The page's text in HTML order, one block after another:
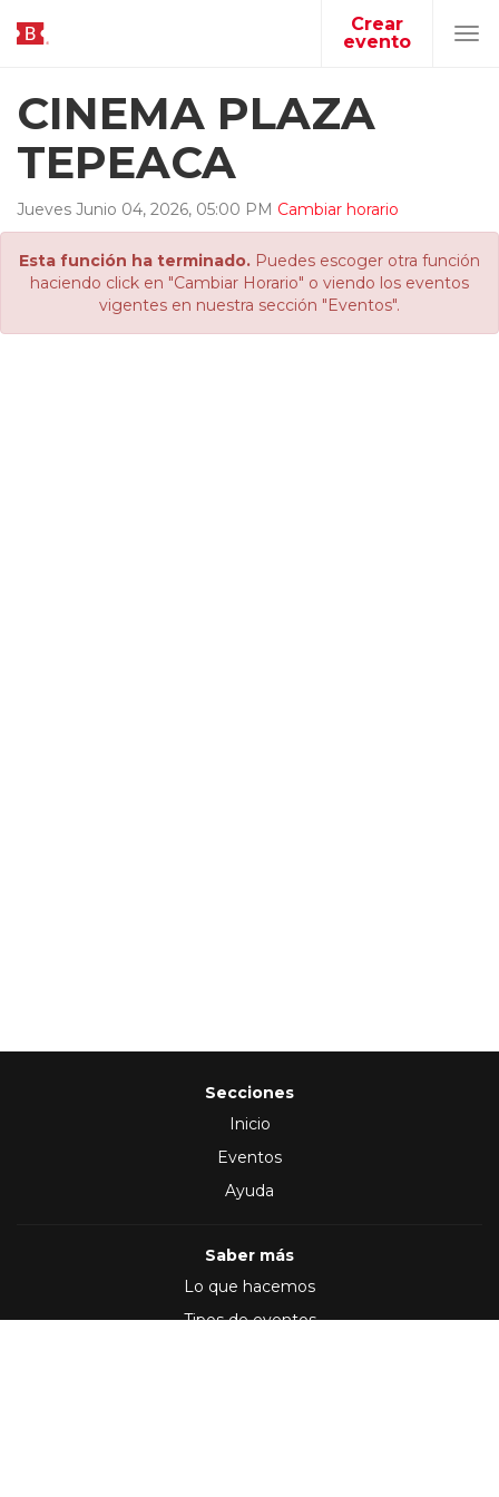
Crear
evento
CINEMA PLAZA
TEPEACA
Jueves Junio 04, 2026, 05:00 PM Cambiar horario
Esta función ha terminado. Puedes escoger otra función
haciendo click en "Cambiar Horario" o viendo los eventos
vigentes en nuestra sección "Eventos".
Secciones
Inicio
Eventos
Ayuda
Saber más
Lo que hacemos
Tipos de eventos